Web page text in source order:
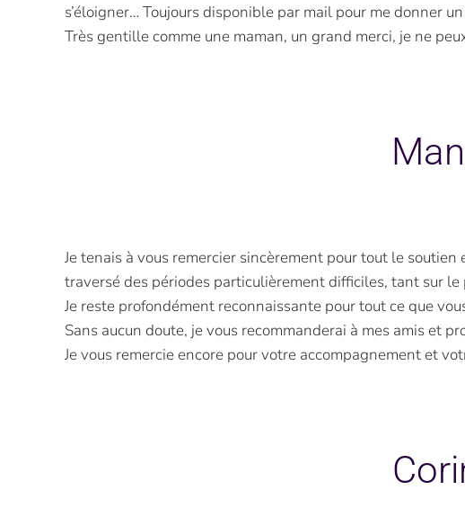
s’éloigner… Toujours disponible par mail pour me donner
Très gentille comme une maman, un grand merci, je ne
Je tenais à vous remercier sincèrement pour tout le soutien
traversé des périodes particulièrement difficiles, tant sur
Je reste profondément reconnaissante pour tout ce que
Sans aucun doute, je vous recommanderai à mes amis et
Je vous remercie encore pour votre accompagnement et